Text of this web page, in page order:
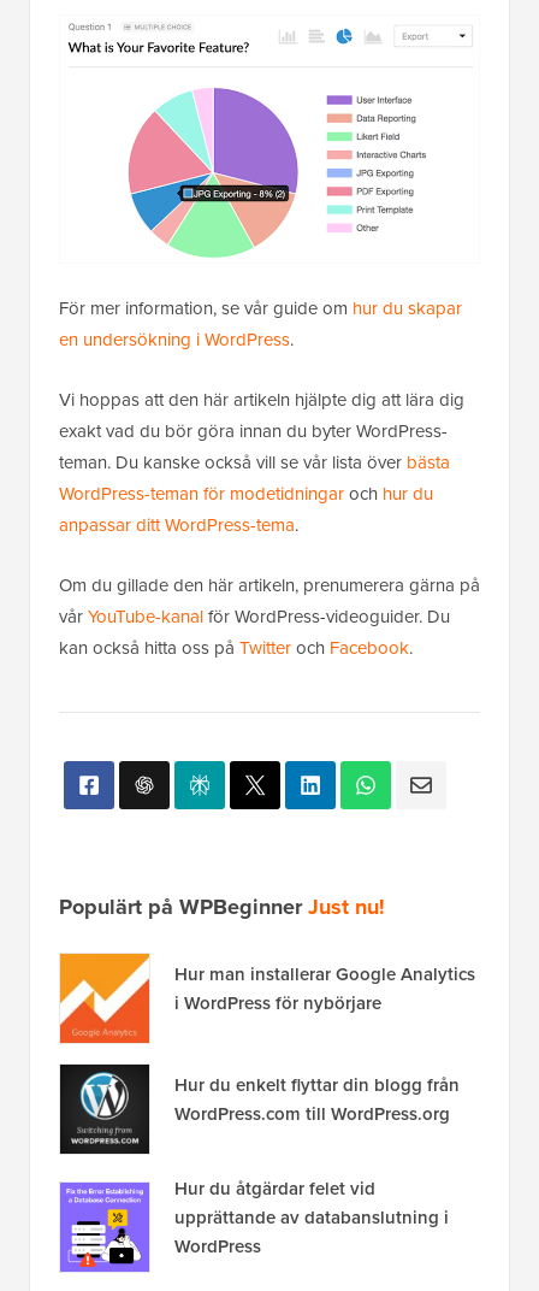
För mer information, se vår guide om hur du skapar
en undersökning i WordPress.
Vi hoppas att den här artikeln hjälpte dig att lära dig
exakt vad du bör göra innan du byter WordPress-
teman. Du kanske också vill se vår lista över bästa
WordPress-teman för modetidningaroch hur du
anpassar ditt WordPress-tema.
Om du gillade den här artikeln, prenumerera gärna på
vårYouTube-kanalför WordPress-videoguider. Du
kan också hitta oss på Twitteroch Facebook.
Populärt på WPBeginnerJust nu!
Hur man installerar Google Analytics
i WordPress för nybörjare
Hur du enkelt flyttar din blogg från
WordPress.com till WordPress.org
Hur du åtgärdar felet vid
upprättande av databanslutning i
WordPress